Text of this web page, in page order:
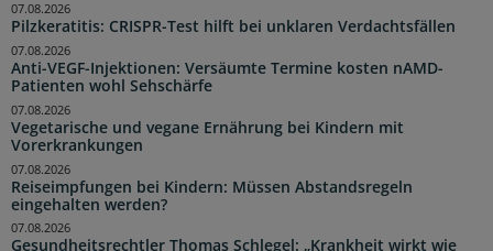
Pilzkeratitis: CRISPR-Test hilft bei unklaren Verdachtsfällen
07.08.2026
Anti-VEGF-Injektionen: Versäumte Termine kosten nAMD-
Patienten wohl Sehschärfe
07.08.2026
Vegetarische und vegane Ernährung bei Kindern mit
Vorerkrankungen
07.08.2026
Reiseimpfungen bei Kindern: Müssen Abstandsregeln
eingehalten werden?
07.08.2026
Gesundheitsrechtler Thomas Schlegel: „Krankheit wirkt wie
07.08.2026